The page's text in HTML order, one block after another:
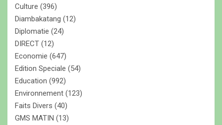
Culture (396)
Diambakatang (12)
Diplomatie (24)
DIRECT (12)
Economie (647)
Edition Speciale (54)
Education (992)
Environnement (123)
Faits Divers (40)
GMS MATIN (13)